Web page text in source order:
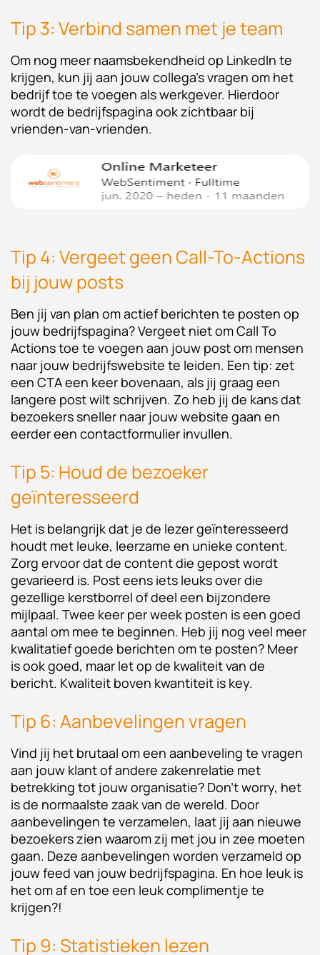
Tip 3: Verbind samen met je team
Om nog meer naamsbekendheid op LinkedIn te
krijgen, kun jij aan jouw collega's vragen om het
bedrijf toe te voegen als werkgever. Hierdoor
wordt de bedrijfspagina ook zichtbaar bij
vrienden-van-vrienden.
Tip 4: Vergeet geen Call-To-Actions
bij jouw posts
Ben jij van plan om actief berichten te posten op
jouw bedrijfspagina? Vergeet niet om Call To
Actions toe te voegen aan jouw post om mensen
naar jouw bedrijfswebsite te leiden. Een tip: zet
een CTA een keer bovenaan, als jij graag een
langere post wilt schrijven. Zo heb jij de kans dat
bezoekers sneller naar jouw website gaan en
eerder een contactformulier invullen.
Tip 5: Houd de bezoeker
geïnteresseerd
Het is belangrijk dat je de lezer geïnteresseerd
houdt met leuke, leerzame en unieke content.
Zorg ervoor dat de content die gepost wordt
gevarieerd is. Post eens iets leuks over die
gezellige kerstborrel of deel een bijzondere
mijlpaal. Twee keer per week posten is een goed
aantal om mee te beginnen. Heb jij nog veel meer
kwalitatief goede berichten om te posten? Meer
is ook goed, maar let op de kwaliteit van de
bericht. Kwaliteit boven kwantiteit is key.
Tip 6: Aanbevelingen vragen
Vind jij het brutaal om een aanbeveling te vragen
aan jouw klant of andere zakenrelatie met
betrekking tot jouw organisatie? Don't worry, het
is de normaalste zaak van de wereld. Door
aanbevelingen te verzamelen, laat jij aan nieuwe
bezoekers zien waarom zij met jou in zee moeten
gaan. Deze aanbevelingen worden verzameld op
jouw feed van jouw bedrijfspagina. En hoe leuk is
het om af en toe een leuk complimentje te
krijgen?!
Tip 9: Statistieken lezen